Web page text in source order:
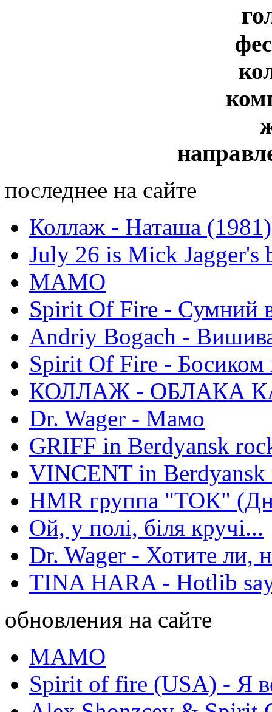
последнее на сайте
Коллаж - Наташа (1981)
July 26 is Mick Jagger's
МАМО
Spirit Of Fire - Сумний
Andriy Bogach -
Spirit Of Fire - Босиком
КОЛЛАЖ - ОБЛАКА
Dr. Wager - Мамо
GRIFF in Berdyansk
VINCENT in
HMR группа "ТОК"
Ой, у полі, біля кручі...
Dr. Wager - Хотите ли,
TINA HARA - Hotlib
обновления на сайте
МАМО
Spirit of fire (USA) - Я